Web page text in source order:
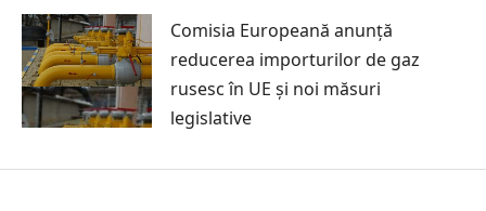
Comisia Europeană anunță
reducerea importurilor de gaz
rusesc în UE și noi măsuri
legislative